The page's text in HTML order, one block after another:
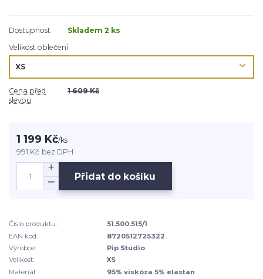
Dostupnost
Skladem 2 ks
Velikost oblečení
Cena před
slevou
1 609 Kč
1 199 Kč/ks
991 Kč bez DPH
Přidat do košíku
Číslo produktu:
51.500.515/1
EAN kód:
8720512725322
Výrobce:
Pip Studio
Velikost:
XS
Materiál:
95% viskóza 5% elastan